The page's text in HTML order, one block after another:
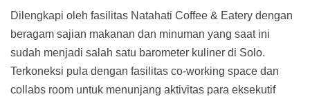
Dilengkapi oleh fasilitas Natahati Coffee & Eatery dengan
beragam sajian makanan dan minuman yang saat ini
sudah menjadi salah satu barometer kuliner di Solo.
Terkoneksi pula dengan fasilitas co-working space dan
collabs room untuk menunjang aktivitas para eksekutif